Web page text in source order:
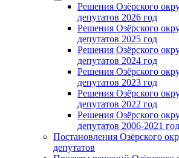
Решения Озёрского
депутатов 2026 год
Решения Озёрского
депутатов 2025 год
Решения Озёрского
депутатов 2024 год
Решения Озёрского
депутатов 2023 год
Решения Озёрского
депутатов 2022 год
Решения Озёрского
депутатов 2006-2021
Постановления Озёрского
депутатов